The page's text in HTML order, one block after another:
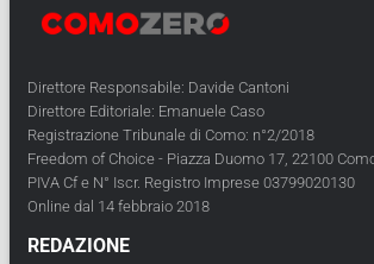
Direttore Responsabile: Davide Cantoni
Direttore Editoriale: Emanuele Caso
Registrazione Tribunale di Como: n°2/2018
Freedom of Choice - Piazza Duomo 17, 22100
PIVA Cf e N° Iscr. Registro Imprese 03799020130
Online dal 14 febbraio 2018
REDAZIONE